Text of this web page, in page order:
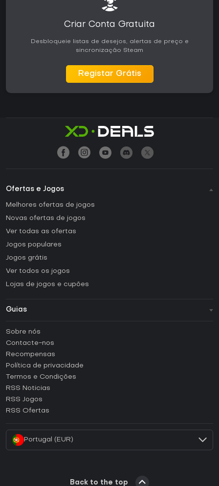
Criar Conta Gratuita
Desbloqueie listas de desejos, alertas de preço e
sincronização Steam
Registar Grátis
Ofertas e Jogos
Melhores ofertas de jogos
Novas ofertas de jogos
Ver todas as ofertas
Jogos populares
Jogos grátis
Ver todos os jogos
Lojas de jogos e cupões
Guias
Como ativar uma CD Key Steam?
Como ativar uma CD Key Epic Games?
Como ativar uma CD Key GOG?
Como ativar uma CD Key Ubisoft Connect?
Sobre nós
Contacte-nos
Recompensas
Política de privacidade
Termos e Condições
RSS Noticias
RSS Jogos
RSS Ofertas
Portugal (EUR)
Back to the top